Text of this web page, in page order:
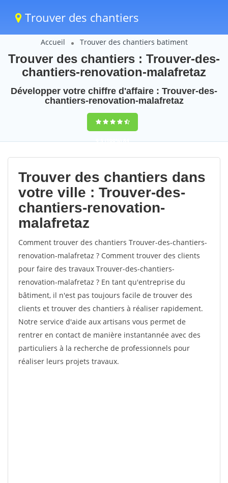
Trouver des chantiers
Accueil Trouver des chantiers batiment
Trouver des chantiers : Trouver-des-
chantiers-renovation-malafretaz
Développer votre chiffre d'affaire : Trouver-des-
chantiers-renovation-malafretaz
9,5(100%)84
votes
Trouver des chantiers dans
votre ville : Trouver-des-
chantiers-renovation-
malafretaz
Comment trouver des chantiers Trouver-des-chantiers-
renovation-malafretaz ? Comment trouver des clients
pour faire des travaux Trouver-des-chantiers-
renovation-malafretaz ? En tant qu'entreprise du
bâtiment, il n'est pas toujours facile de trouver des
clients et trouver des chantiers à réaliser rapidement.
Notre service d'aide aux artisans vous permet de
rentrer en contact de manière instantannée avec des
particuliers à la recherche de professionnels pour
réaliser leurs projets travaux.